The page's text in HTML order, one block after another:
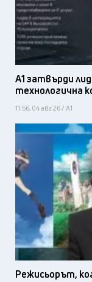
А1 затвърди
технологична
11:56, 04 авг 26 / А1
Режисьорът,